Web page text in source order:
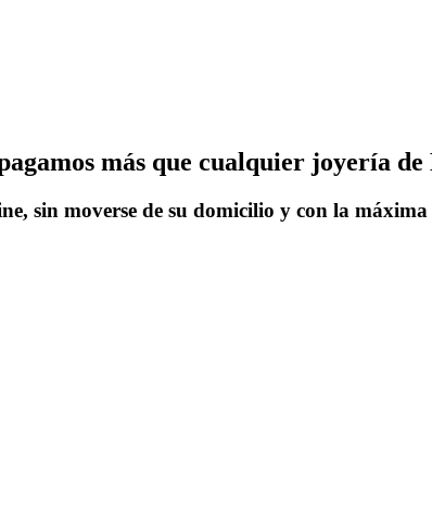
más que cualquier joyería de
sin moverse de su domicilio y con la